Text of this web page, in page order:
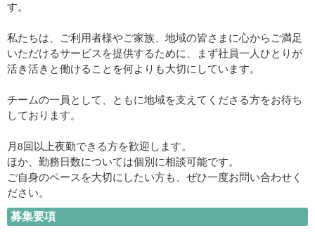
す。
私たちは、ご利用者様やご家族、地域の皆さまに心からご満足
いただけるサービスを提供するために、まず社員一人ひとりが
活き活きと働けることを何よりも大切にしています。
チームの一員として、ともに地域を支えてくださる方をお待ち
しております。
月8回以上夜勤できる方を歓迎します。
ほか、勤務日数については個別に相談可能です。
ご自身のペースを大切にしたい方も、ぜひ一度お問い合わせく
ださい。
募集要項